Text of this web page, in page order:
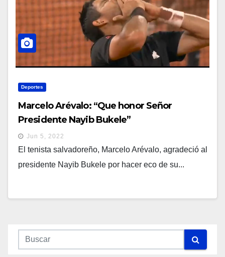
Deportes
Marcelo Arévalo: “Que honor Señor
Presidente Nayib Bukele”
Jun 5, 2022
El tenista salvadoreño, Marcelo Arévalo, agradeció al
presidente Nayib Bukele por hacer eco de su...